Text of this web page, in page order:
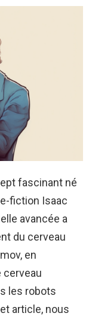
fascinant né
fiction Isaac
avancée a
du cerveau
en
cerveau
les robots
article, nous